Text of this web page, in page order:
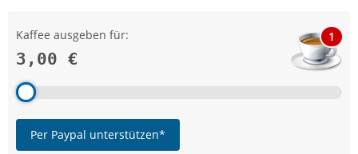
Kaffee ausgeben für:
3,00 €
1
Per Paypal unterstützen*